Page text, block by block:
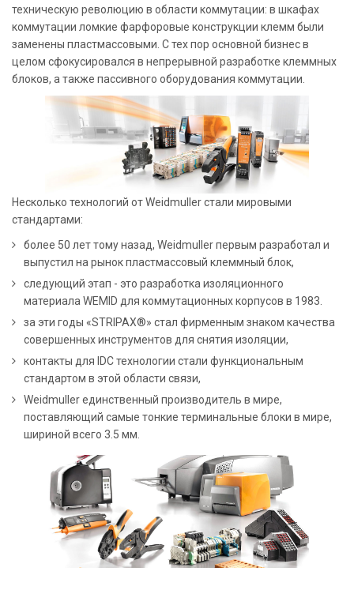
техническую революцию в области коммутации: в шкафах
коммутации ломкие фарфоровые конструкции клемм были
заменены пластмассовыми. C тех пор основной бизнес в
целом сфокусировался в непрерывной разработке клеммных
блоков, а также пассивного оборудования коммутации.
Несколько технологий от Weidmuller стали мировыми
стандартами:
более 50 лет тому назад, Weidmuller первым разработал и
выпустил на рынок пластмассовый клеммный блок,
следующий этап - это разработка изоляционного
материала WEMID для коммутационных корпусов в 1983.
за эти годы «STRIPAX®» стал фирменным знаком качества
совершенных инструментов для снятия изоляции,
контакты для IDC технологии стали функциональным
стандартом в этой области связи,
Weidmuller единственный производитель в мире,
поставляющий самые тонкие терминальные блоки в мире,
шириной всего 3.5 мм.